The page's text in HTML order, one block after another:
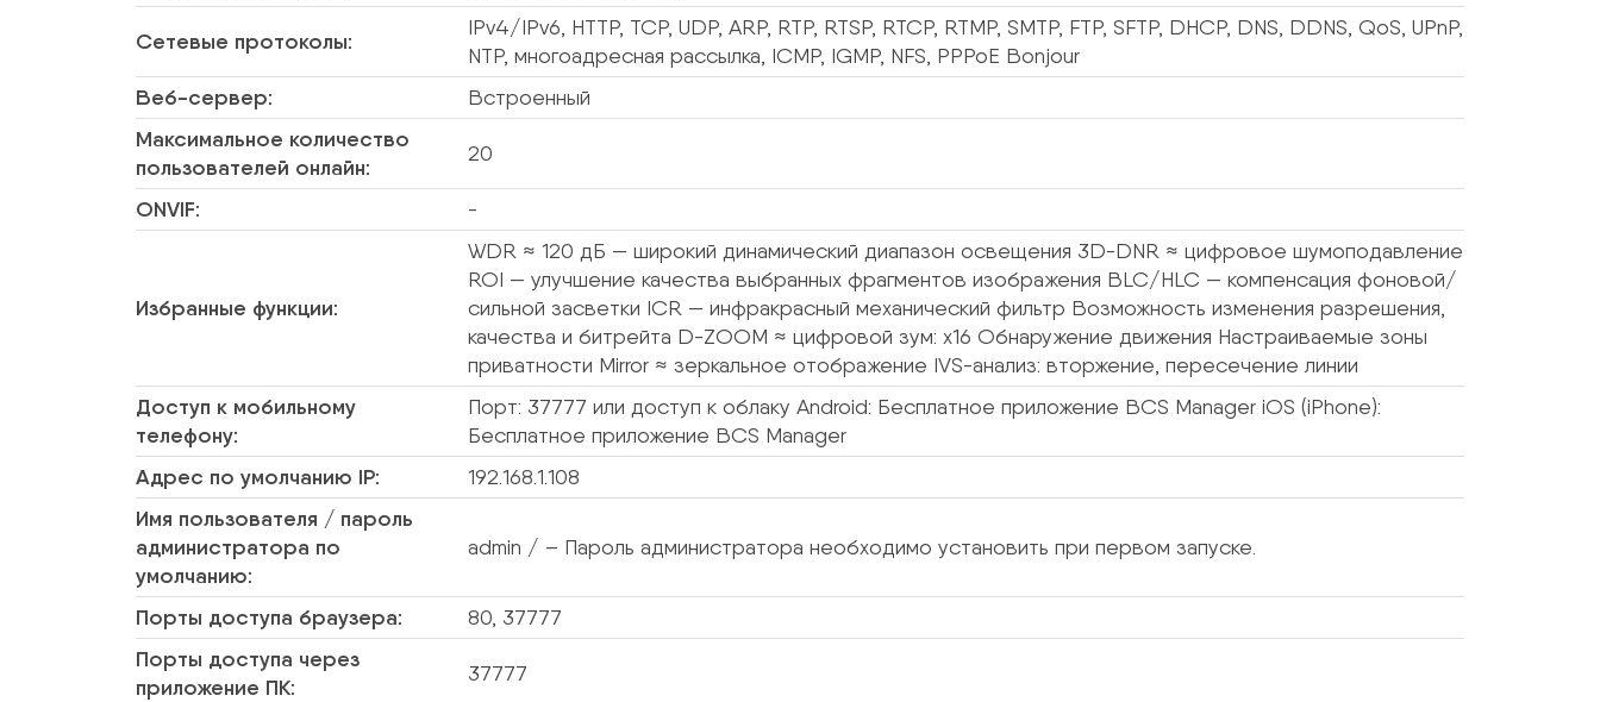
Сетевые протоколы:
IPv4/IPv6, HTTP, TCP, UDP, ARP, RTP, RTSP, RTCP, RTMP, SMTP, FTP, SFTP, DHCP, DNS, DDNS, QoS, UPnP,
NTP, многоадресная рассылка, ICMP, IGMP, NFS, PPPoE Bonjour
Веб-сервер: Встроенный
Максимальное количество
пользователей онлайн:
20
ONVIF: -
Избранные функции:
WDR ≈ 120 дБ — широкий динамический диапазон освещения 3D-DNR ≈ цифровое шумоподавление
ROI — улучшение качества выбранных фрагментов изображения BLC/HLC — компенсация фоновой/
сильной засветки ICR — инфракрасный механический фильтр Возможность изменения разрешения,
качества и битрейта D-ZOOM ≈ цифровой зум: x16 Обнаружение движения Настраиваемые зоны
приватности Mirror ≈ зеркальное отображение IVS-анализ: вторжение, пересечение линии
Доступ к мобильному
телефону:
Порт: 37777 или доступ к облаку Android: Бесплатное приложение BCS Manager iOS (iPhone):
Бесплатное приложение BCS Manager
Адрес по умолчанию IP: 192.168.1.108
Имя пользователя / пароль
администратора по
умолчанию:
admin / – Пароль администратора необходимо установить при первом запуске.
Порты доступа браузера: 80, 37777
Порты доступа через
приложение ПК:
37777